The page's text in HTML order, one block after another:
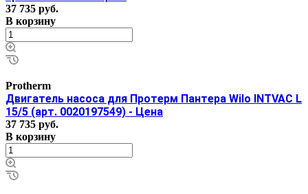
37 735 руб.
В корзину
Protherm
Двигатель насоса для Протерм Пантера Wilo INTVAC L
15/5 (арт. 0020197549) - Цена
37 735 руб.
В корзину